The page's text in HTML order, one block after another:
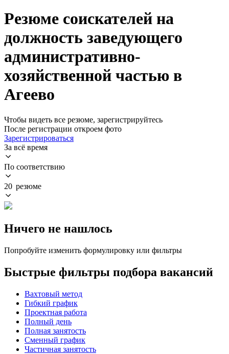
Резюме соискателей на
должность заведующего
административно-
хозяйственной частью в
Агеево
Чтобы видеть все резюме, зарегистрируйтесь
После регистрации откроем фото
Зарегистрироваться
За всё время
По соответствию
20 резюме
Ничего не нашлось
Попробуйте изменить формулировку или фильтры
Быстрые фильтры подбора вакансий
Вахтовый метод
Гибкий график
Проектная работа
Полный день
Полная занятость
Сменный график
Частичная занятость